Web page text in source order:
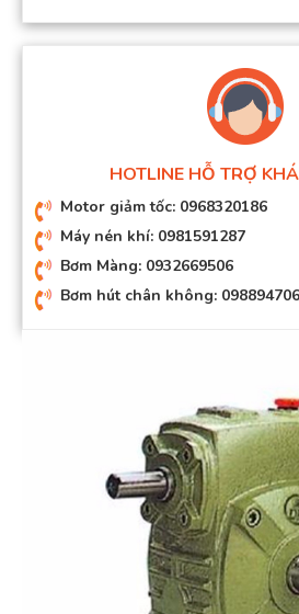
HOTLINE HỖ TRỢ
Motor giảm tốc: 0968320186
Máy nén khí: 0981591287
Bơm Màng: 0932669506
Bơm hút chân không: